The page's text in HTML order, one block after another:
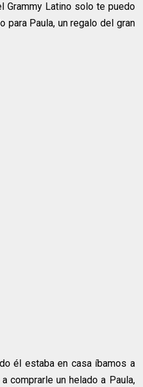
Grammy Latino solo te puedo
para Paula, un regalo del gran
él estaba en casa íbamos a
comprarle un helado a Paula,